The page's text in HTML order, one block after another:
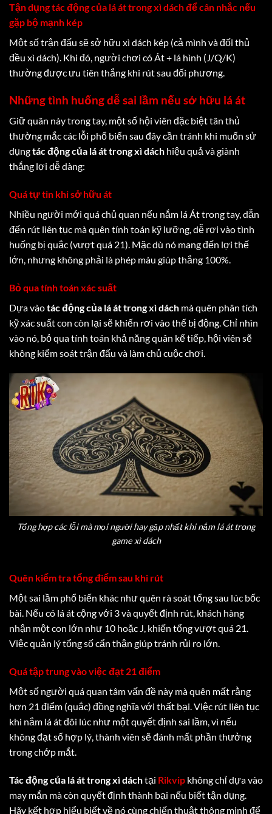
Tận dụng tác động của lá át trong xì dách để cân nhắc nếu
gặp bộ mạnh kép
Một số trận đấu sẽ sở hữu xì dách kép (cả mình và đối thủ
đều xì dách). Khi đó, người chơi có Át + lá hình (J/Q/K)
thường được ưu tiên thắng khi rút sau đối phương.
Những tình huống dễ sai lầm nếu sở hữu lá át
Giữ quân này trong tay, một số hội viên đặc biệt tân thủ
thường mắc các lỗi phổ biến sau đây cần tránh khi muốn sử
dụngtác động của lá át trong xì dách hiệu quả và giành
thắng lợi dễ dàng:
Quá tự tin khi sở hữu át
Nhiều người mới quá chủ quan nếu nắm lá Át trong tay, dẫn
đến rút liên tục mà quên tính toán kỹ lưỡng, dễ rơi vào tình
huống bị quắc (vượt quá 21). Mặc dù nó mang đến lợi thế
lớn, nhưng không phải là phép màu giúp thắng 100%.
Bỏ qua tính toán xác suất
Dựa vàotác động của lá át trong xì dách mà quên phân tích
kỹ xác suất con còn lại sẽ khiến rơi vào thế bị động. Chỉ nhìn
vào nó, bỏ qua tính toán khả năng quân kế tiếp, hội viên sẽ
không kiểm soát trận đấu và làm chủ cuộc chơi.
Tổng hợp các lỗi mà mọi người hay gặp nhất khi nắm lá át trong
game xì dách
Quên kiểm tra tổng điểm sau khi rút
Một sai lầm phổ biến khác như quên rà soát tổng sau lúc bốc
bài. Nếu có lá át cộng với 3 và quyết định rút, khách hàng
nhận một con lớn như 10 hoặc J, khiến tổng vượt quá 21.
Việc quản lý tổng số cẩn thận giúp tránh rủi ro lớn.
Quá tập trung vào việc đạt 21điểm
Một số người quá quan tâm vấn đề này mà quên mất rằng
hơn 21 điểm (quắc) đồng nghĩa với thất bại. Việc rút liên tục
khi nắm lá át đôi lúc như một quyết định sai lầm, vì nếu
không đạt số hợp lý, thành viên sẽ đánh mất phần thưởng
trong chớp mắt.
Tác động của lá át trong xì dáchtại Rikvip không chỉ dựa vào
may mắn mà còn quyết định thành bại nếu biết tận dụng.
Hãy kết hợp hiểu biết về nó cùng chiến thuật thông minh để